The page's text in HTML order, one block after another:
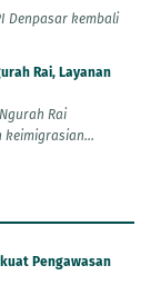
Denpasar kembali
Rai, Layanan
Rai
keimigrasian...
Pengawasan